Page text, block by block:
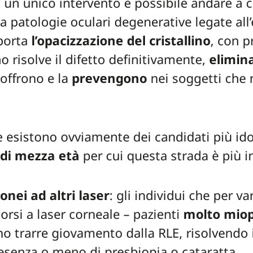
patologie oculari degenerative legate
l’opacizzazione del cristallino, con
risolve il difetto definitivamente,
e la prevengono nei soggetti che
esistono ovviamente dei candidati più
mezza età per cui questa strada è più
ad altri laser: gli individui che per
a laser corneale – pazienti molto
trarre giovamento dalla RLE,